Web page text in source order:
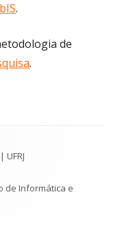
.
de
.
de Informática e